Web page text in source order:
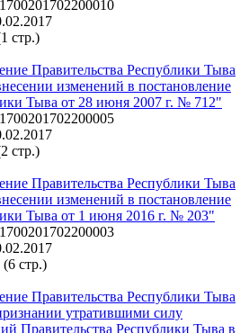
1700201702200010
стр.)
Правительства Республики Тыва
изменений в постановление
Тыва от 28 июня 2007 г. № 712"
1700201702200005
стр.)
Правительства Республики Тыва
изменений в постановление
Тыва от 1 июня 2016 г. № 203"
1700201702200003
(6 стр.)
Правительства Республики Тыва
утратившими силу
Правительства Республики Тыва в